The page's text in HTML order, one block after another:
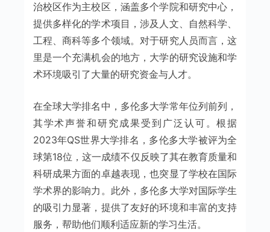
治校区作为主校区，涵盖多个学院和研究中心，
提供多样化的学术项目，涉及人文、自然科学、
工程、商科等多个领域。对于研究人员而言，这
里是一个充满机会的地方，大学的研究设施和学
术环境吸引了大量的研究资金与人才。
在全球大学排名中，多伦多大学常年位列前列，
其学术声誉和研究成果受到广泛认可。根据
2023年QS世界大学排名，多伦多大学被评为全
球第18位，这一成绩不仅反映了其在教育质量和
科研成果方面的卓越表现，也突显了学校在国际
学术界的影响力。此外，多伦多大学对国际学生
的吸引力显著，提供了友好的环境和丰富的支持
服务，帮助他们顺利适应新的学习生活。